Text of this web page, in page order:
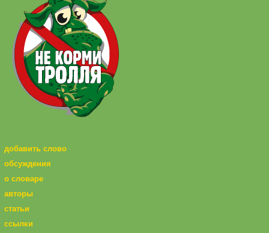
добавить слово
обсуждения
о словаре
авторы
статьи
ссылки